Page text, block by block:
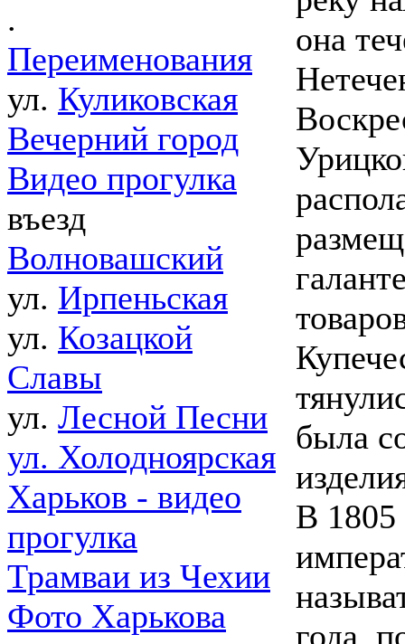
.
Переименования
ул. Куликовская
Вечерний город
Видео прогулка
въезд
Волновашский
ул. Ирпеньская
ул. Козацкой
Славы
ул. Лесной Песни
ул. Холодноярская
Харьков - видео
прогулка
Трамваи из Чехии
Фото Харькова
она
была
В 1805
года,